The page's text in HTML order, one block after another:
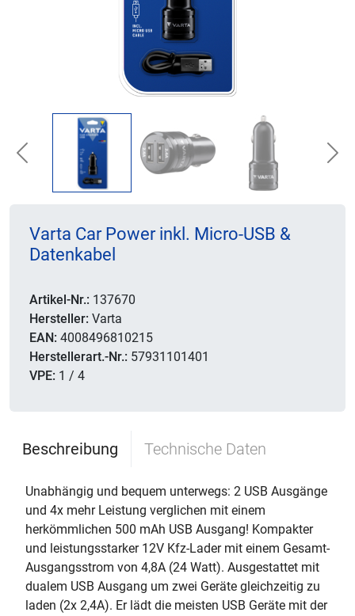
Previous
Varta Car Power inkl. Micro-USB &
Datenkabel
Artikel-Nr.: 137670
Hersteller: Varta
EAN: 4008496810215
Herstellerart.-Nr.: 57931101401
VPE: 1 / 4
Beschreibung Technische Daten
Unabhängig und bequem unterwegs: 2 USB Ausgänge
und 4x mehr Leistung verglichen mit einem
herkömmlichen 500 mAh USB Ausgang! Kompakter
und leistungsstarker 12V Kfz-Lader mit einem Gesamt-
Ausgangsstrom von 4,8A (24 Watt). Ausgestattet mit
dualem USB Ausgang um zwei Geräte gleichzeitig zu
laden (2x 2,4A). Er lädt die meisten USB Geräte mit der